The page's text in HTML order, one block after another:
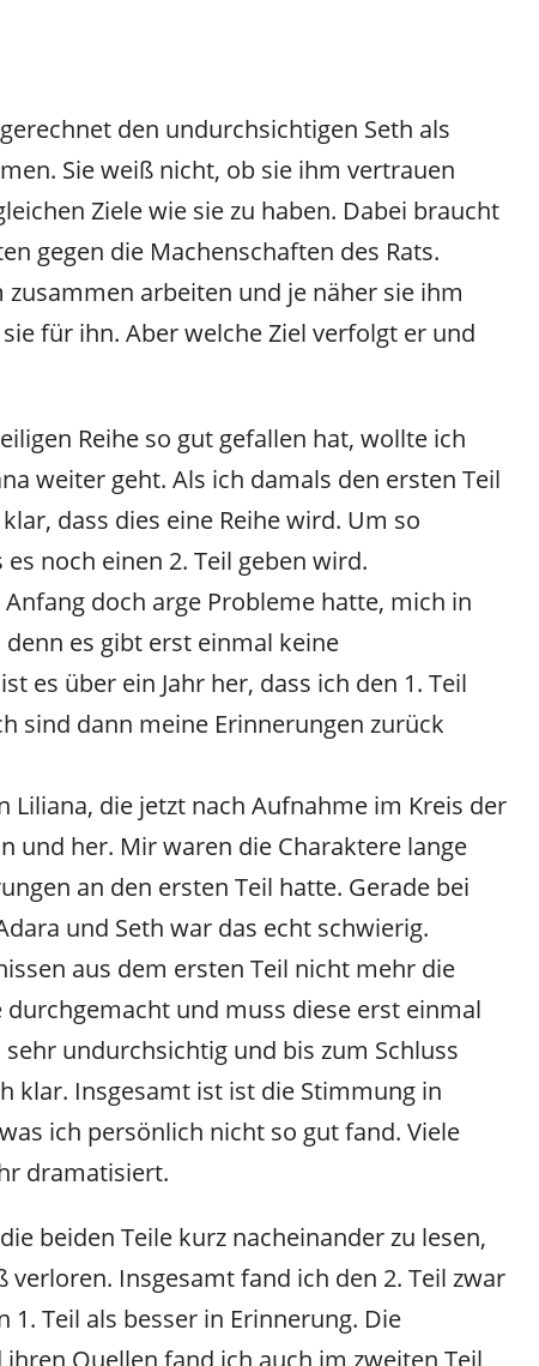
den undurchsichtigen Seth als
Sie weiß nicht, ob sie ihm vertrauen
Ziele wie sie zu haben. Dabei braucht
gegen die Machenschaften des Rats.
arbeiten und je näher sie ihm
für ihn. Aber welche Ziel verfolgt er und
Reihe so gut gefallen hat, wollte ich
weiter geht. Als ich damals den ersten Teil
dass dies eine Reihe wird. Um so
noch einen 2. Teil geben wird.
doch arge Probleme hatte, mich in
es gibt erst einmal keine
es über ein Jahr her, dass ich den 1. Teil
sind dann meine Erinnerungen zurück
Liliana, die jetzt nach Aufnahme im Kreis der
und her. Mir waren die Charaktere lange
an den ersten Teil hatte. Gerade bei
und Seth war das echt schwierig.
aus dem ersten Teil nicht mehr die
und muss diese erst einmal
undurchsichtig und bis zum Schluss
klar. Insgesamt ist ist die Stimmung in
ich persönlich nicht so gut fand. Viele
dramatisiert.
beiden Teile kurz nacheinander zu lesen,
verloren. Insgesamt fand ich den 2. Teil zwar
Teil als besser in Erinnerung. Die
Quellen fand ich auch im zweiten Teil